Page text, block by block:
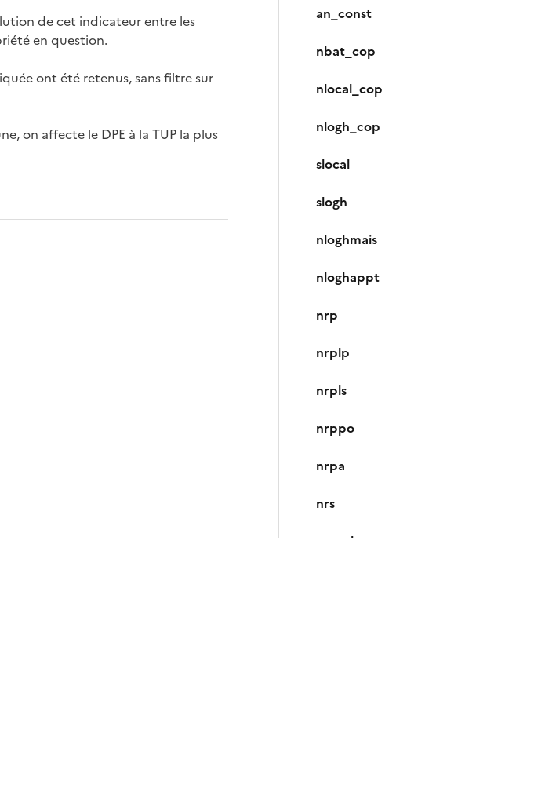
de cet indicateur entre les
en question.
ont été retenus, sans filtre sur
on affecte le DPE à la TUP la plus
an_const
nbat_cop
nlocal_cop
nlogh_cop
slocal
slogh
nloghmais
nloghappt
nrp
nrplp
nrpls
nrppo
nrpa
nrs
nmeub